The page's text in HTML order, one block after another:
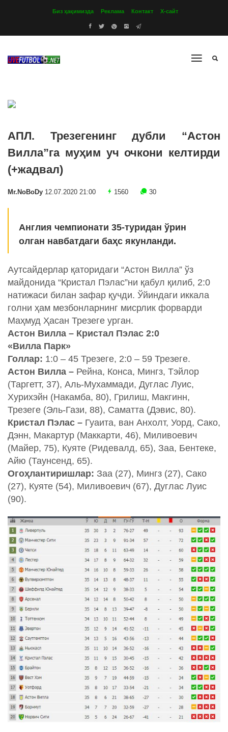
Биз ҳақимизда Реклама Контакт Х-сайт
АПЛ. Трезегенинг дубли “Астон
Вилла”га муҳим уч очкони келтирди
(+жадвал)
Mr.NoBoDy 12.07.2020 21:00 1560 30
Англия чемпионати 35-туридан ўрин
олган навбатдаги баҳс якунланди.
Аутсайдерлар қаторидаги “Астон Вилла” ўз
майдонида “Кристал Пэлас”ни қабул қилиб, 2:0
натижаси билан зафар қучди. Ўйиндаги иккала
голни ҳам мезбонларнинг мисрлик форварди
Маҳмуд Ҳасан Трезеге урган.
Астон Вилла – Кристал Пэлас 2:0
«Вилла Парк»
Голлар: 1:0 – 45 Трезеге, 2:0 – 59 Трезеге.
Астон Вилла – Рейна, Конса, Мингз, Тэйлор
(Таргетт, 37), Аль-Мухаммади, Дуглас Луис,
Хурихэйн (Накамба, 80), Грилиш, Макгинн,
Трезеге (Эль-Гази, 88), Саматта (Дэвис, 80).
Кристал Пэлас – Гуаита, ван Анхолт, Уорд, Сако,
Дэнн, Макартур (Маккарти, 46), Миливоевич
(Майер, 75), Куяте (Ридевалд, 65), Заа, Бентеке,
Айю (Таунсенд, 65).
Огоҳлантиришлар: Заа (27), Мингз (27), Сако
(27), Куяте (54), Миливоевич (67), Дуглас Луис
(90).